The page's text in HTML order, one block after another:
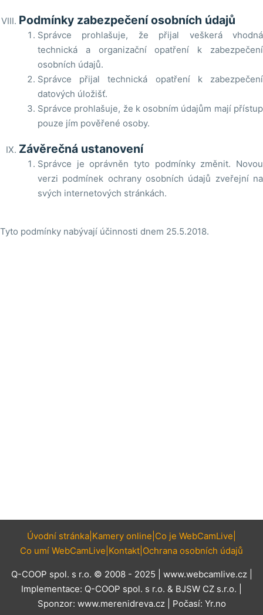
Podmínky zabezpečení osobních údajů
Správce prohlašuje, že přijal veškerá vhodná
technická a organizační opatření k zabezpečení
osobních údajů.
Správce přijal technická opatření k zabezpečení
datových úložišť.
Správce prohlašuje, že k osobním údajům mají přístup
pouze jím pověřené osoby.
Závěrečná ustanovení
Správce je oprávněn tyto podmínky změnit. Novou
verzi podmínek ochrany osobních údajů zveřejní na
svých internetových stránkách.
Tyto podmínky nabývají účinnosti dnem 25.5.2018.
Úvodní stránka Kamery online Co je WebCamLive
Co umí WebCamLive Kontakt Ochrana osobních údajů
Q-COOP spol. s r.o. © 2008 - 2025 | www.webcamlive.cz|
Implementace: Q-COOP spol. s r.o. & BJSW CZ s.r.o.
Sponzor: www.merenidreva.cz| Počasí: Yr.no